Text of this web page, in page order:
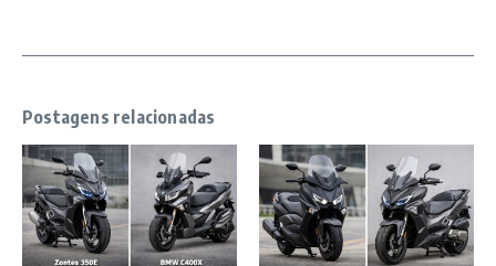
Postagens relacionadas